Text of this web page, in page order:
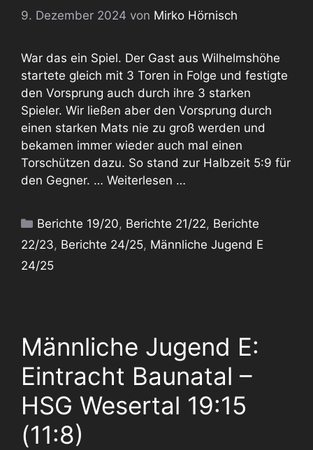
9. Dezember 2024 von Mirko Hörnisch
War das ein Spiel. Der Gast aus Wilhelmshöhe
startete gleich mit 3 Toren in Folge und festigte
den Vorsprung auch durch ihre 3 starken
Spieler. Wir ließen aber den Vorsprung durch
einen starken Mats nie zu groß werden und
bekamen immer wieder auch mal einen
Torschützen dazu. So stand zur Halbzeit 5:9 für
den Gegner. … Weiterlesen …
Kategorien
Berichte 19/20, Berichte 21/22, Berichte
22/23, Berichte 24/25, Männliche Jugend E
24/25
Männliche Jugend E:
Eintracht Baunatal –
HSG Wesertal 19:15
(11:8)